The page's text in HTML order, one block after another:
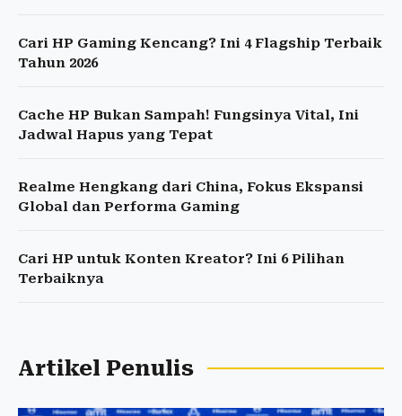
Cari HP Gaming Kencang? Ini 4 Flagship Terbaik
Tahun 2026
Cache HP Bukan Sampah! Fungsinya Vital, Ini
Jadwal Hapus yang Tepat
Realme Hengkang dari China, Fokus Ekspansi
Global dan Performa Gaming
Cari HP untuk Konten Kreator? Ini 6 Pilihan
Terbaiknya
Artikel Penulis